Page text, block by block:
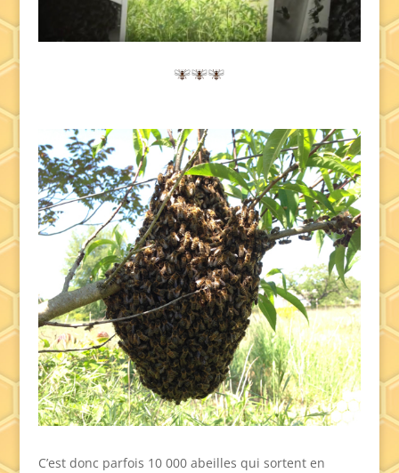
C’est donc parfois 10 000 abeilles qui sortent en